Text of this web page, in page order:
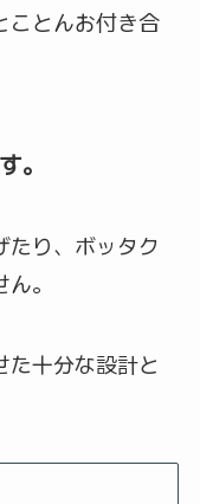
ことんお付き合
。
り、ボッタク
。
十分な設計と